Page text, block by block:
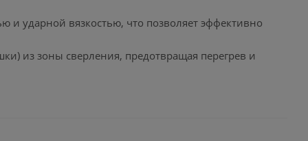
и ударной вязкостью, что позволяет эффективно
из зоны сверления, предотвращая перегрев и